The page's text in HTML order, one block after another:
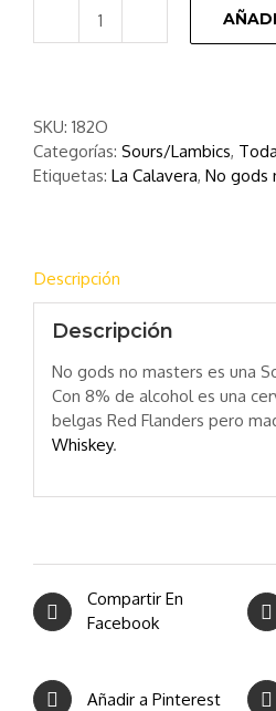
No
|
Sour
|
SKU: 182O
Categorías: Sours/Lambics,
Etiquetas: La Calavera, No gods
Descripción
Descripción
No gods no masters es una
Con 8% de alcohol es una
belgas Red Flanders pero
Whiskey.
Compartir En
Facebook
Añadir a Pinterest